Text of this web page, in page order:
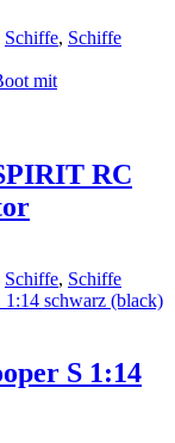
Schiffe, Schiffe
RC
Schiffe, Schiffe
S 1:14